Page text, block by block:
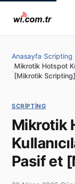
Anasayfa›Scripting
›
Mikrotik Hotspot
[Mikrotik Scripting]
SCRIPTING
Mikrotik
Pasif et